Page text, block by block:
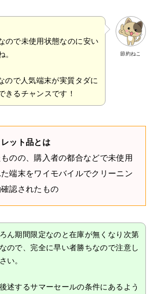
節約ねこ
ので未使用状態なのに安い
。
ので人気端末が実質タダに
きるチャンスです！
レット品とは
のの、購入者の都合などで未使用
端末をワイモバイルでクリーニン
認されたもの
ん期間限定なのと在庫が無くなり次第
ので、完全に早い者勝ちなので注意し
い。
述するサマーセールの条件にあるよう